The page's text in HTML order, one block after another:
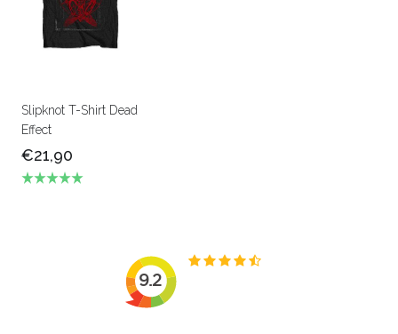
Slipknot T-Shirt Dead
Effect
€21,90